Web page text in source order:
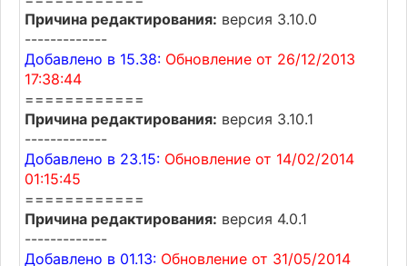
Причина редактирования: версия 3.10.0
-------------
Добавлено в 15.38: Обновление от 26/12/2013
17:38:44
============
Причина редактирования: версия 3.10.1
-------------
Добавлено в 23.15: Обновление от 14/02/2014
01:15:45
============
Причина редактирования: версия 4.0.1
-------------
Добавлено в 01.13: Обновление от 31/05/2014